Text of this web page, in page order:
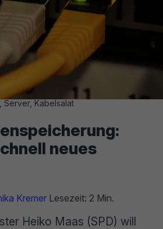
Kabelsalat
neues
Kremer Lesezeit: 2 Min.
Heiko Maas (SPD) will